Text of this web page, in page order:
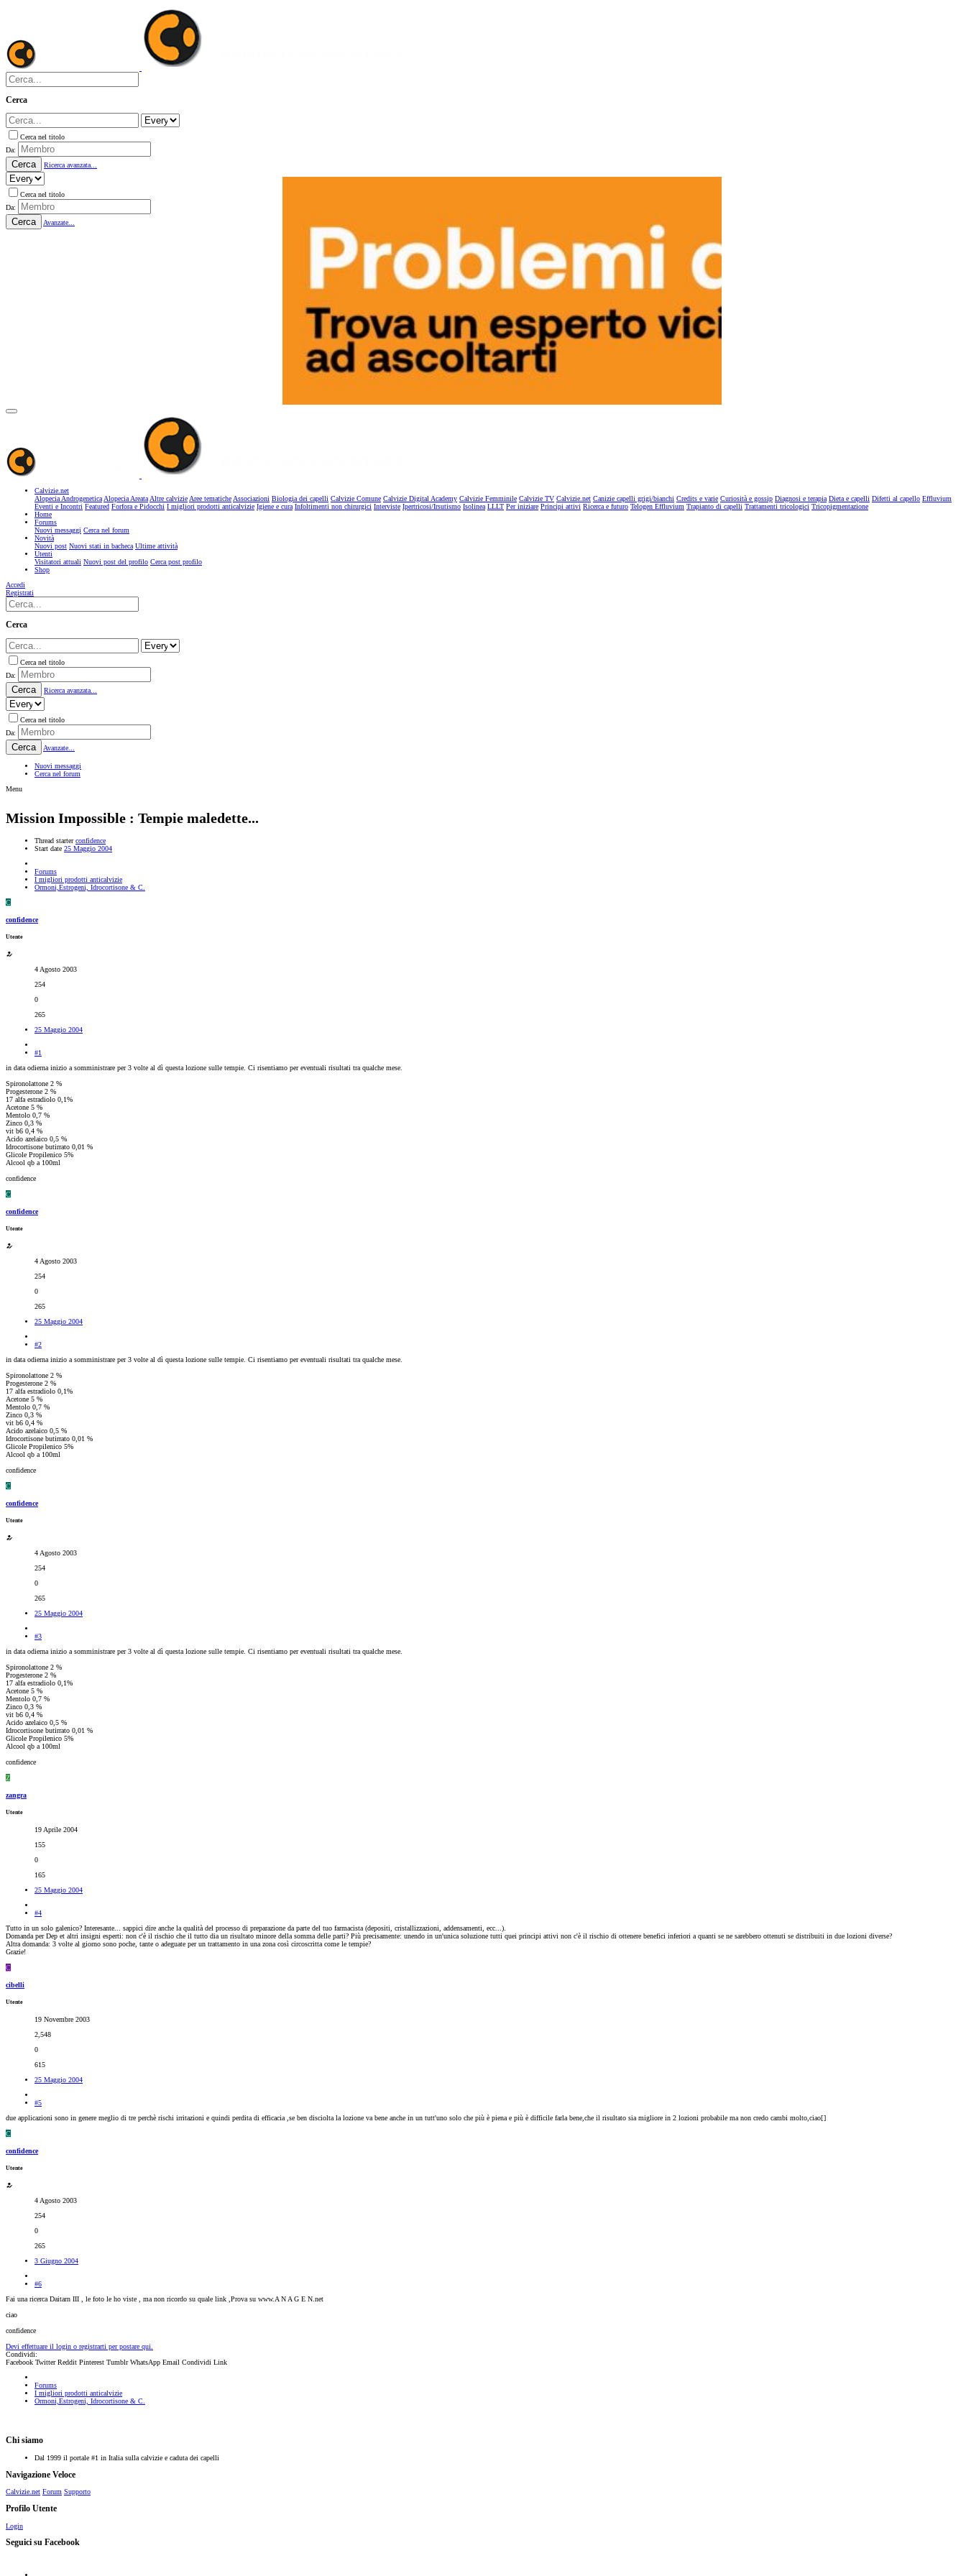
Cerca
Cerca nel titolo
Da:
Cerca Ricerca avanzata...
Cerca nel titolo
Da:
Cerca Avanzate...
Calvizie.net
Alopecia AndrogeneticaAlopecia AreataAltre calvizieAree tematicheAssociazioni Biologia dei capelli Calvizie Comune Calvizie Digital Academy Calvizie Femminile Calvizie TV Calvizie.net Canizie capelli grigi/bianchi Credits e varie Curiosità e gossip Diagnosi e terapia Dieta e capelli Difetti al capello Effluvium
Eventi e Incontri Featured Forfora e Pidocchi I migliori prodotti anticalvizie Igiene e cura Infoltimenti non chirurgici Interviste Ipertricosi/Irsutismo Isolinea LLLT Per iniziare Principi attivi Ricerca e futuro Telogen Effluvium Trapianto di capelli Trattamenti tricologici Tricopigmentazione
Home
Forums
Nuovi messaggi Cerca nel forum
Novità
Nuovi post Nuovi stati in bacheca Ultime attività
Utenti
Visitatori attuali Nuovi post del profilo Cerca post profilo
Shop
Accedi
Registrati
Cerca
Cerca nel titolo
Da:
Cerca Ricerca avanzata...
Cerca nel titolo
Da:
Cerca Avanzate...
Nuovi messaggi
Cerca nel forum
Menu
Mission Impossible : Tempie maledette...
Thread starter confidence
Start date 25 Maggio 2004
Forums
I migliori prodotti anticalvizie
Ormoni,Estrogeni, Idrocortisone & C.
C
confidence
Utente
4 Agosto 2003
254
0
265
25 Maggio 2004
#1
in data odierna inizio a somministrare per 3 volte al dì questa lozione sulle tempie. Ci risentiamo per eventuali risultati tra qualche mese.
Spironolattone 2 %
Progesterone 2 %
17 alfa estradiolo 0,1%
Acetone 5 %
Mentolo 0,7 %
Zinco 0,3 %
vit b6 0,4 %
Acido azelaico 0,5 %
Idrocortisone butirrato 0,01 %
Glicole Propilenico 5%
Alcool qb a 100ml
confidence
C
confidence
Utente
4 Agosto 2003
254
0
265
25 Maggio 2004
#2
in data odierna inizio a somministrare per 3 volte al dì questa lozione sulle tempie. Ci risentiamo per eventuali risultati tra qualche mese.
Spironolattone 2 %
Progesterone 2 %
17 alfa estradiolo 0,1%
Acetone 5 %
Mentolo 0,7 %
Zinco 0,3 %
vit b6 0,4 %
Acido azelaico 0,5 %
Idrocortisone butirrato 0,01 %
Glicole Propilenico 5%
Alcool qb a 100ml
confidence
C
confidence
Utente
4 Agosto 2003
254
0
265
25 Maggio 2004
#3
in data odierna inizio a somministrare per 3 volte al dì questa lozione sulle tempie. Ci risentiamo per eventuali risultati tra qualche mese.
Spironolattone 2 %
Progesterone 2 %
17 alfa estradiolo 0,1%
Acetone 5 %
Mentolo 0,7 %
Zinco 0,3 %
vit b6 0,4 %
Acido azelaico 0,5 %
Idrocortisone butirrato 0,01 %
Glicole Propilenico 5%
Alcool qb a 100ml
confidence
Z
zangra
Utente
19 Aprile 2004
155
0
165
25 Maggio 2004
#4
Tutto in un solo galenico? Interesante... sappici dire anche la qualità del processo di preparazione da parte del tuo farmacista (depositi, cristallizzazioni, addensamenti, ecc...).
Domanda per Dep et altri insigni esperti: non c'è il rischio che il tutto dia un risultato minore della somma delle parti? Più precisamente: unendo in un'unica soluzione tutti quei principi attivi non c'è il rischio di ottenere benefici inferiori a quanti se ne sarebbero ottenuti se distribuiti in due lozioni diverse?
Altra domanda: 3 volte al giorno sono poche, tante o adeguate per un trattamento in una zona così circoscritta come le tempie?
Grazie!
C
cibelli
Utente
19 Novembre 2003
2,548
0
615
25 Maggio 2004
#5
due applicazioni sono in genere meglio di tre perchè rischi irritazioni e quindi perdita di efficacia ,se ben disciolta la lozione va bene anche in un tutt'uno solo che più è piena e più è difficile farla bene,che il risultato sia migliore in 2 lozioni probabile ma non credo cambi molto,ciao[]
C
confidence
Utente
4 Agosto 2003
254
0
265
3 Giugno 2004
#6
Fai una ricerca Daitarn III , le foto le ho viste , ma non ricordo su quale link ,Prova su www.A N A G E N.net
ciao
confidence
Devi effettuare il login o registrarti per postare qui.
Condividi:
Facebook Twitter Reddit Pinterest Tumblr WhatsApp Email Condividi Link
Forums
I migliori prodotti anticalvizie
Ormoni,Estrogeni, Idrocortisone & C.
Chi siamo
Dal 1999 il portale #1 in Italia sulla calvizie e caduta dei capelli
Navigazione Veloce
Calvizie.net Forum Supporto
Profilo Utente
Login
Seguici su Facebook